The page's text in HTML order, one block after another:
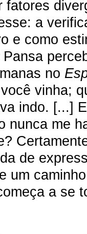
fatores
a
e como
no
vinha;
indo. [...]
nunca me
de
um
a se